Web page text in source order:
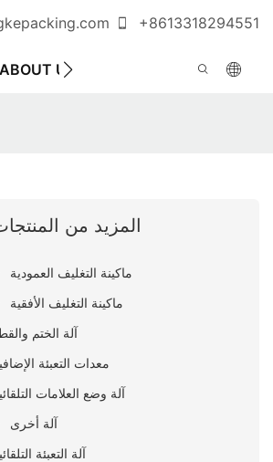
+8613318294551
ABOUT US الأوتوماتيكية
المزيد من
ماكينة التغليف العمودية
ماكينة التغليف الأفقية
آلة الختم
معدات التعبئة
آلة وضع العلامات
آلة أخرى
آلة التعبئة